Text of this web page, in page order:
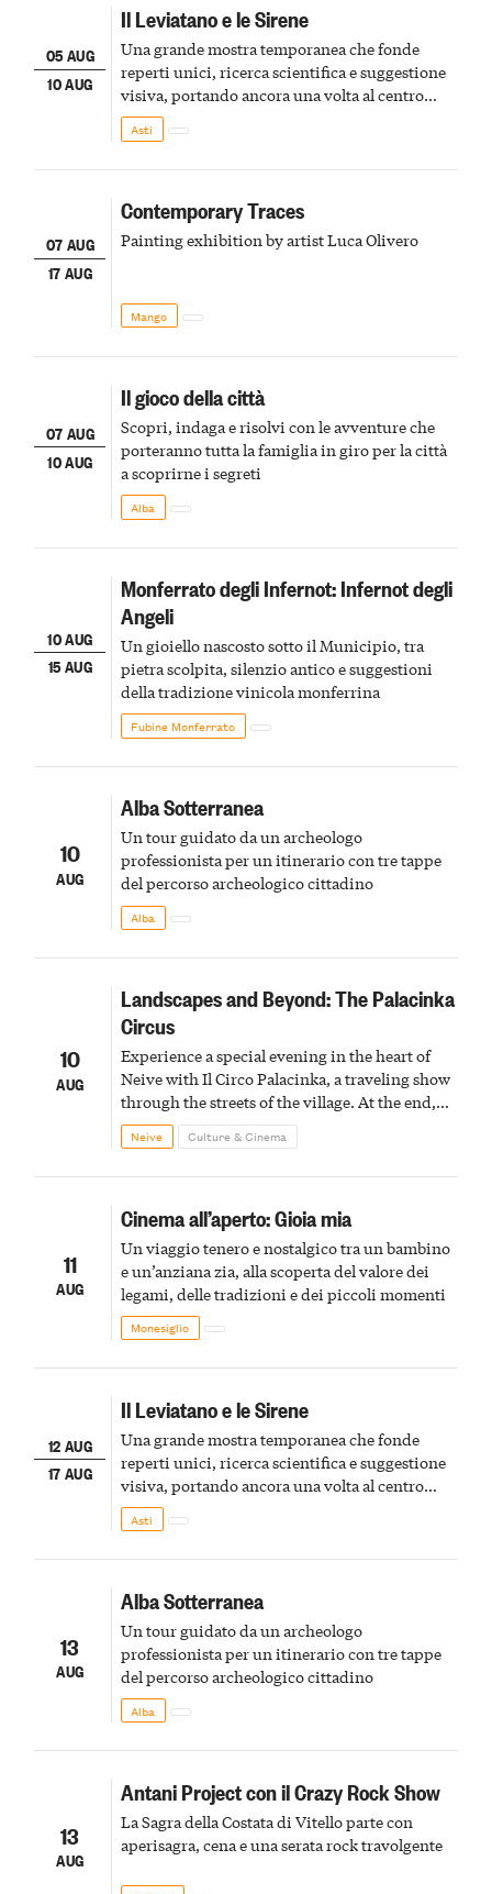
05 AUG
10 AUG
Il Leviatano e le Sirene
Una grande mostra temporanea che fonde
reperti unici, ricerca scientifica e suggestione
visiva, portando ancora una volta al centro
della scena le meraviglie del passato astigiano
Asti
07 AUG
17 AUG
Contemporary Traces
Painting exhibition by artist Luca Olivero
Mango
07 AUG
10 AUG
Il gioco della città
Scopri, indaga e risolvi con le avventure che
porteranno tutta la famiglia in giro per la città
a scoprirne i segreti
Alba
10 AUG
15 AUG
Monferrato degli Infernot: Infernot degli
Angeli
Un gioiello nascosto sotto il Municipio, tra
pietra scolpita, silenzio antico e suggestioni
della tradizione vinicola monferrina
Fubine Monferrato
10
AUG
Alba Sotterranea
Un tour guidato da un archeologo
professionista per un itinerario con tre tappe
del percorso archeologico cittadino
Alba
10
AUG
Landscapes and Beyond: The Palacinka
Circus
Experience a special evening in the heart of
Neive with Il Circo Palacinka, a traveling show
through the streets of the village. At the end,
Cascina Fonda Winery will offer a tasting of
two sparkling wines.
Neive Culture & Cinema
11
AUG
Cinema all’aperto: Gioia mia
Un viaggio tenero e nostalgico tra un bambino
e un’anziana zia, alla scoperta del valore dei
legami, delle tradizioni e dei piccoli momenti
Monesiglio
12 AUG
17 AUG
Il Leviatano e le Sirene
Una grande mostra temporanea che fonde
reperti unici, ricerca scientifica e suggestione
visiva, portando ancora una volta al centro
della scena le meraviglie del passato astigiano
Asti
13
AUG
Alba Sotterranea
Un tour guidato da un archeologo
professionista per un itinerario con tre tappe
del percorso archeologico cittadino
Alba
13
AUG
Antani Project con il Crazy Rock Show
La Sagra della Costata di Vitello parte con
aperisagra, cena e una serata rock travolgente